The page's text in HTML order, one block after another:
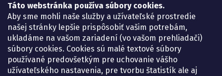
Táto webstránka používa súbory cookies.
Aby sme mohli naše služby a užívateľské prostredie
našej stránky lepšie prispôsobiť vašim potrebám,
ukladáme na vašom zariadení (vo vašom prehliadači)
súbory cookies. Cookies sú malé textové súbory
používané predovšetkým pre uchovanie vášho
užívateľského nastavenia, pre tvorbu štatistík ale aj
Lekáreň ADONAI
Košice – Smetanova 2
Pondelok:
07.30 – 15.30 h.
Utorok:
07.30 – 16.00 h.
Streda:
07.30 – 16.00 h.
Štvrtok:
07.30 – 15.30 h.
Piatok:
07.30 – 15.30 h.